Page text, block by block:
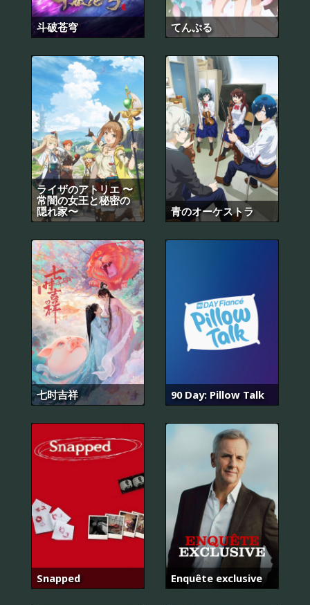
斗破苍穹 てんぷる
ライザのアトリエ 〜
常闇の女王と秘密の
隠れ家〜
青のオーケストラ
七时吉祥 90 Day: Pillow Talk
Snapped Enquête exclusive